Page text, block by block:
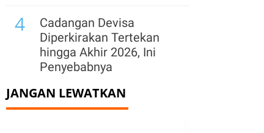
4
Cadangan Devisa
Diperkirakan Tertekan
hingga Akhir 2026, Ini
Penyebabnya
5
BGN Pecat 66 Kepala
Dapur MBG Secara Tak
JANGAN LEWATKAN